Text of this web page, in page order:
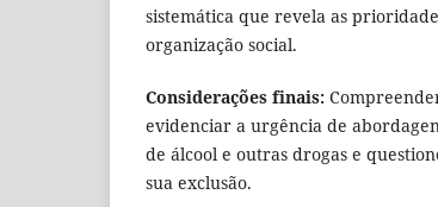
sistemática que revela as
organização social.
Considerações finais:
evidenciar a urgência de
de álcool e outras drogas e
sua exclusão.